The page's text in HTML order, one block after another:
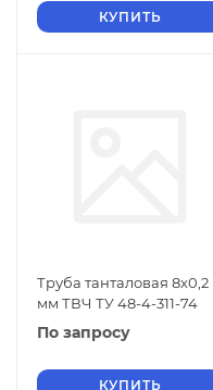
КУПИТЬ
Труба танталовая 8х0,2
мм ТВЧ ТУ 48-4-311-74
По запросу
КУПИТЬ